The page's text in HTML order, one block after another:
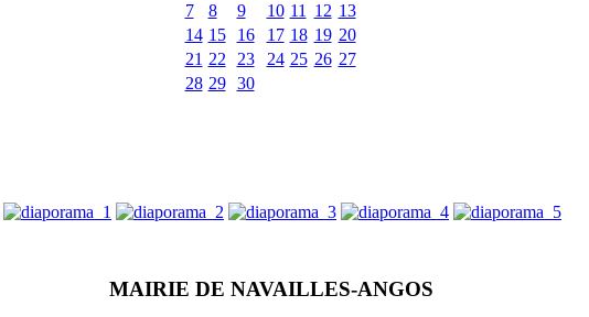
7
8 9 10 11 12 13
14 15 16 17 18 19 20
21 22 23 24 25 26 27
28 29 30
MAIRIE DE NAVAILLES-ANGOS